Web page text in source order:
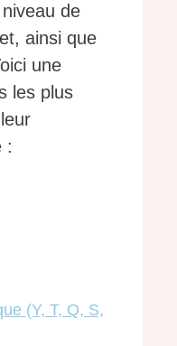
de
ainsi que
une
les plus
:
(Y, T, Q, S,